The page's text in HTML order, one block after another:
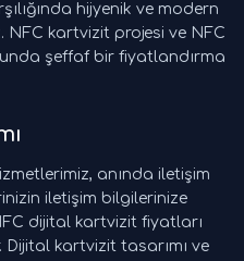
hijyenik ve modern
NFC kartvizit projesi ve NFC
şeffaf bir fiyatlandırma
anında iletişim
iletişim bilgilerinize
dijital kartvizit fiyatları
Dijital kartvizit tasarımı ve